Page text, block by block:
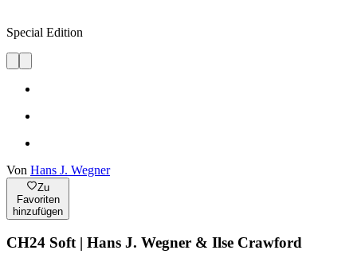
Special Edition
Von Hans J. Wegner
Zu
Favoriten
hinzufügen
CH24 Soft | Hans J. Wegner & Ilse Crawford